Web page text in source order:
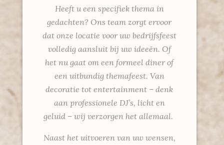
Heeft u een specifiek thema in
gedachten? Ons team zorgt ervoor
dat onze locatie voor uw bedrijfsfeest
volledig aansluit bij uw ideeën. Of
het nu gaat om een formeel diner of
een uitbundig themafeest. Van
decoratie tot entertainment – denk
aan professionele DJ’s, licht en
geluid – wij verzorgen het allemaal.
Naast het uitvoeren van uw wensen,